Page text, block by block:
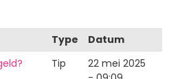
Type
Datum
Tip
22 mei 2025